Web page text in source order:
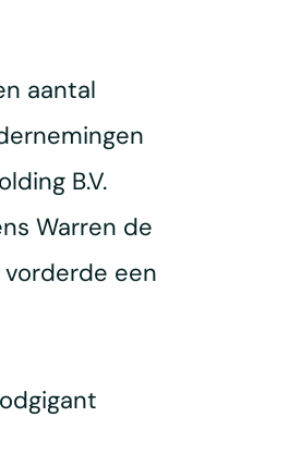
aantal
B.V.
Warren de
een